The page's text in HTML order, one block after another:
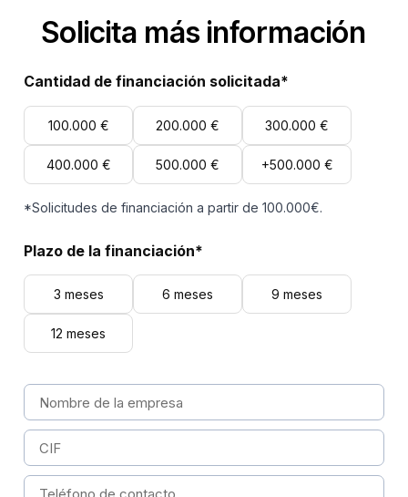
Solicita más información
Cantidad de financiación solicitada*
100.000 € 200.000 € 300.000 €
400.000 € 500.000 € +500.000 €
*Solicitudes de financiación a partir de 100.000€.
Plazo de la financiación*
3 meses 6 meses 9 meses
12 meses